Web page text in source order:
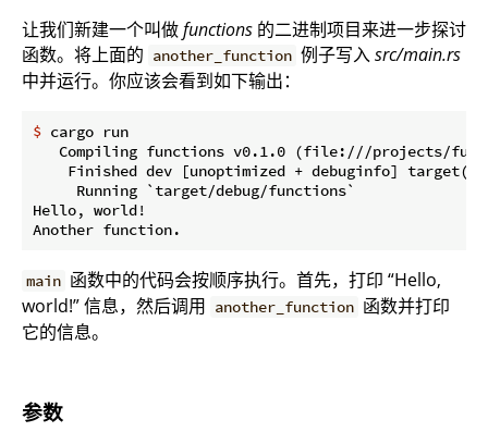
让我们新建一个叫做functions 的二进制项目来进一步探讨
函数。将上面的 another_function 例子写入src/main.rs
中并运行。你应该会看到如下输出：
$ cargo run
Compiling functions v0.1.0 (file:///projects/
Finished dev [unoptimized + debuginfo]
     Running `target/debug/functions`
Hello, world!
main 函数中的代码会按顺序执行。首先，打印 “Hello,
world!” 信息，然后调用 another_function 函数并打印
它的信息。
参数